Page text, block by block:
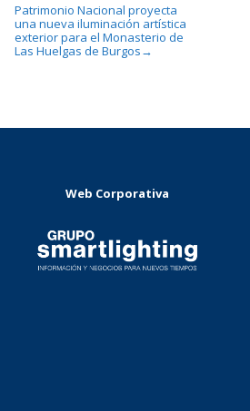
Patrimonio Nacional proyecta
una nueva iluminación artística
exterior para el Monasterio de
Las Huelgas de Burgos →
Web Corporativa